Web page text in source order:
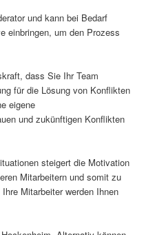
und kann bei Bedarf
einbringen, um den Prozess
dass Sie Ihr Team
für die Lösung von Konflikten
eigene
und zukünftigen Konflikten
steigert die Motivation
Mitarbeitern und somit zu
Mitarbeiter werden Ihnen